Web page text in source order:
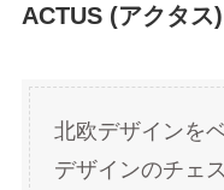
ACTUS (アクタス)
北欧デザインを
デザインのチェ